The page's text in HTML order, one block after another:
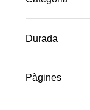
Durada
Pàgines